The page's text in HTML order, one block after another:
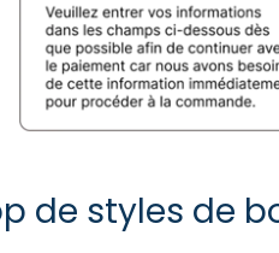
de styles de